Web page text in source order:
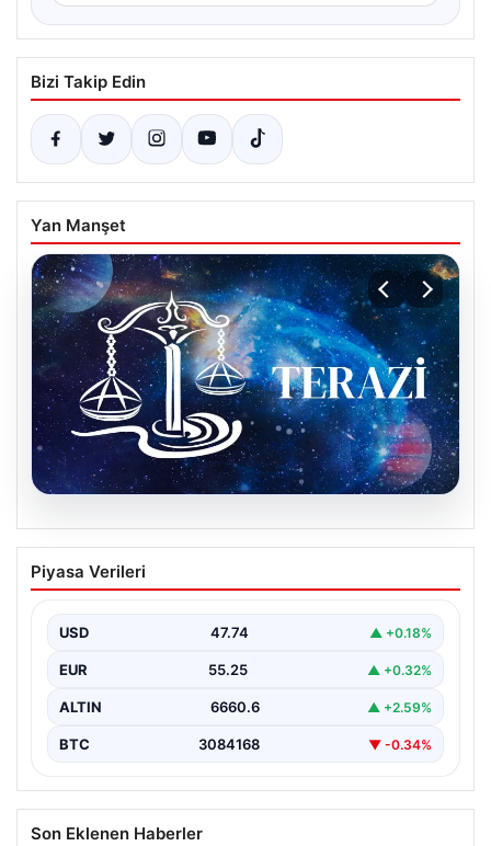
Bizi Takip Edin
Yan Manşet
08.08.2026
9 Ağustos Pazar Günü Terazi Burcunu
Neler Bekliyor?
bulmak ve keyifli anlar yaşamak adına…
Piyasa Verileri
USD 47.74 ▲ +0.18%
EUR 55.25 ▲ +0.32%
ALTIN 6660.6 ▲ +2.59%
BTC 3084168 ▼ -0.34%
Son Eklenen Haberler